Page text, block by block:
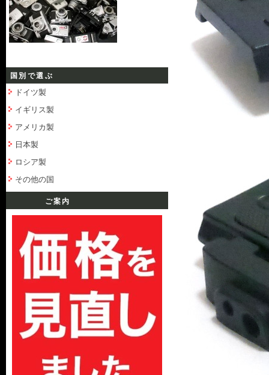
国別で選ぶ
ドイツ製
イギリス製
アメリカ製
日本製
ロシア製
その他の国
ご案内